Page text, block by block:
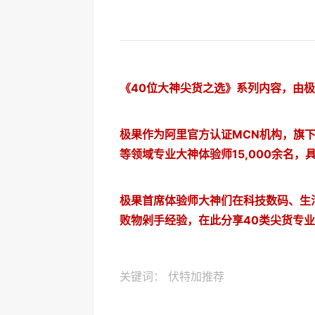
《40位大神尖货之选》系列内容，由
极果作为阿里官方认证MCN机构，旗
等领域专业大神体验师15,000余名，
极果首席体验师大神们在科技数码、
败物剁手经验，在此分享40类尖货专
关键词： 伏特加推荐